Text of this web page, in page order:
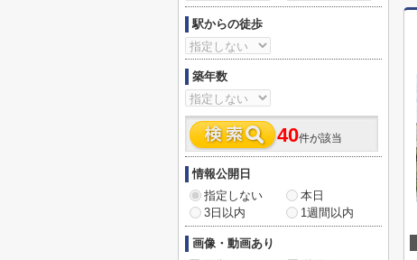
駅からの徒歩
築年数
40件が該当
情報公開日
指定しない
本日
3日以内
1週間以内
画像・動画あり